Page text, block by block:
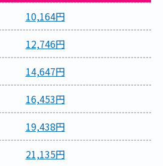
10,164円
12,746円
14,647円
16,453円
19,438円
21,135円